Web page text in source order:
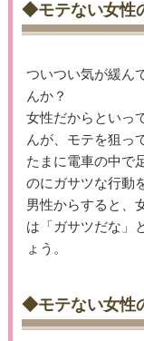
◆モテない女性
ついつい気が緩ん
んか？
女性だからといっ
んが、モテを狙っ
たまに電車の中で
のにガサツな行動
男性からすると、
は「ガサツだな」
ょう。
◆モテない女性